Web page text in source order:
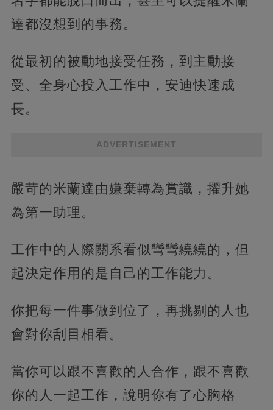
達都沒想到的事務。
從最初的被動地接受任務，到主動接
受、全身心投入工作中，安迪快速成
長。
ADVERTISEMENT
嚴苛的米蘭達由嫌棄轉為賞識，擢升她
為第一助理。
工作中的人際關系看似彎彎繞繞的，但
起決定作用的是自己的工作能力。
你把每一件事做到位了，再挑剔的人也
會對你刮目相看。
當你可以跟不喜歡的人合作，跟不喜歡
你的人一起工作，說明你有了心胸格